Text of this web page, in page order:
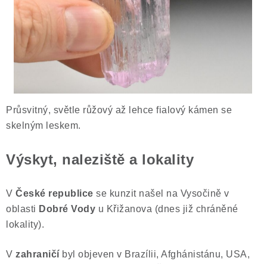
Průsvitný, světle růžový až lehce fialový kámen se
skelným leskem.
Výskyt, naleziště a lokality
V České republice se kunzit našel na Vysočině v
oblasti Dobré Vody u Křižanova (dnes již chráněné
lokality).
V zahraničí byl objeven v Brazílii, Afghánistánu, USA,